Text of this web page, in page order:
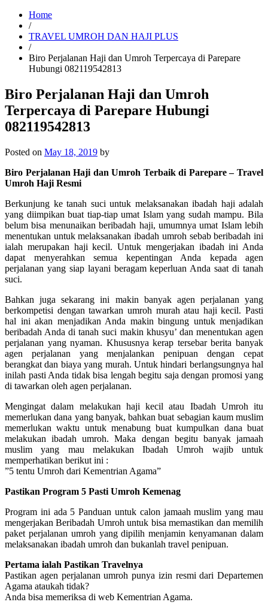
Home
/
TRAVEL UMROH DAN HAJI PLUS
/
Biro Perjalanan Haji dan Umroh Terpercaya di Parepare
Hubungi 082119542813
Biro Perjalanan Haji dan Umroh
Terpercaya di Parepare Hubungi
082119542813
Posted on May 18, 2019 by
Biro Perjalanan Haji dan Umroh Terbaik di Parepare – Travel
Umroh Haji Resmi
Berkunjung ke tanah suci untuk melaksanakan ibadah haji adalah
yang diimpikan buat tiap-tiap umat Islam yang sudah mampu. Bila
belum bisa menunaikan beribadah haji, umumnya umat Islam lebih
menentukan untuk melaksanakan ibadah umroh sebab beribadah ini
ialah merupakan haji kecil. Untuk mengerjakan ibadah ini Anda
dapat menyerahkan semua kepentingan Anda kepada agen
perjalanan yang siap layani beragam keperluan Anda saat di tanah
suci.
Bahkan juga sekarang ini makin banyak agen perjalanan yang
berkompetisi dengan tawarkan umroh murah atau haji kecil. Pasti
hal ini akan menjadikan Anda makin bingung untuk menjadikan
beribadah Anda di tanah suci makin khusyu’ dan menentukan agen
perjalanan yang nyaman. Khususnya kerap tersebar berita banyak
agen perjalanan yang menjalankan penipuan dengan cepat
berangkat dan biaya yang murah. Untuk hindari berlangsungnya hal
inilah pasti Anda tidak bisa lengah begitu saja dengan promosi yang
di tawarkan oleh agen perjalanan.
Mengingat dalam melakukan haji kecil atau Ibadah Umroh itu
memerlukan dana yang banyak, bahkan buat sebagian kaum muslim
memerlukan waktu untuk menabung buat kumpulkan dana buat
melakukan ibadah umroh. Maka dengan begitu banyak jamaah
muslim yang mau melakukan Ibadah Umroh wajib untuk
memperhatikan berikut ini :
”5 tentu Umroh dari Kementrian Agama”
Pastikan Program 5 Pasti Umroh Kemenag
Program ini ada 5 Panduan untuk calon jamaah muslim yang mau
mengerjakan Beribadah Umroh untuk bisa memastikan dan memilih
paket perjalanan umroh yang dipilih menjamin kenyamanan dalam
melaksanakan ibadah umroh dan bukanlah travel penipuan.
Pertama ialah Pastikan Travelnya
Pastikan agen perjalanan umroh punya izin resmi dari Departemen
Agama ataukah tidak?
Anda bisa memeriksa di web Kementrian Agama.